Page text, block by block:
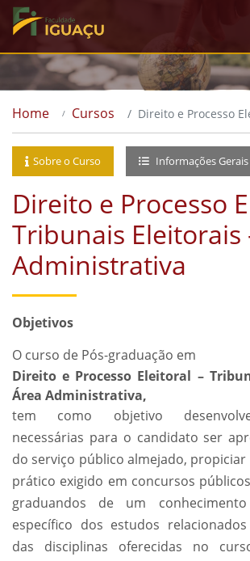
Home Cursos Direito e Processo
Sobre o Curso Informações Gerais
Direito e Processo
Tribunais Eleitorais
Administrativa
Objetivos
O curso de Pós-graduação em
Direito e Processo Eleitoral –
Área Administrativa,
tem como objetivo
necessárias para o candidato ser
do serviço público almejado,
prático exigido em concursos
graduandos de um
específico dos estudos
das disciplinas oferecidas no